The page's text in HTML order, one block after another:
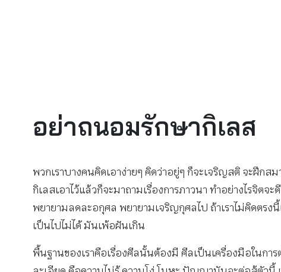
อย่าถนอมรักษากิเลส
พวกเราบางคนคิดเอาง่ายๆ คิดว่าอยู่ๆ ก็จะเจริญสติ จะฝึ
กิเลสเอาไว้แล้วก็จะมาถามเรื่องการภาวนา ทำอย่างไรจิต
พยายามลดละอกุศล พยายามเจริญกุศลไป ถ้าเราไม่คิดตร
เป็นไปไม่ได้ มันเพ้อฝันเกิน
พื้นฐานของเราคือเรื่องศีลนั้นต้องมี ศีลเป็นเครื่องมือในก